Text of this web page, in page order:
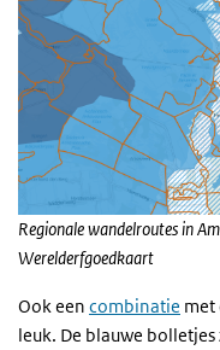
Regionale wandelroutes in
Werelderfgoedkaart
Ook een combinatie met
leuk. De blauwe